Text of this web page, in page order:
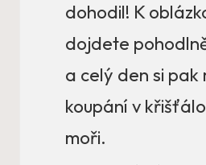
dohodil! K
dojdete
a celý den si pak
koupání v
moři.